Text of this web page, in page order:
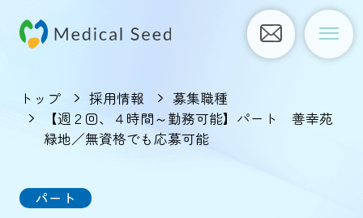
トップ 採用情報
募集職種
【週２回、４時間～勤務可能】パート 善幸苑
緑地／無資格でも応募可能
パート